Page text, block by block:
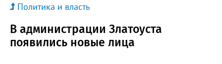
Политика и власть
В администрации Златоуста
появились новые лица